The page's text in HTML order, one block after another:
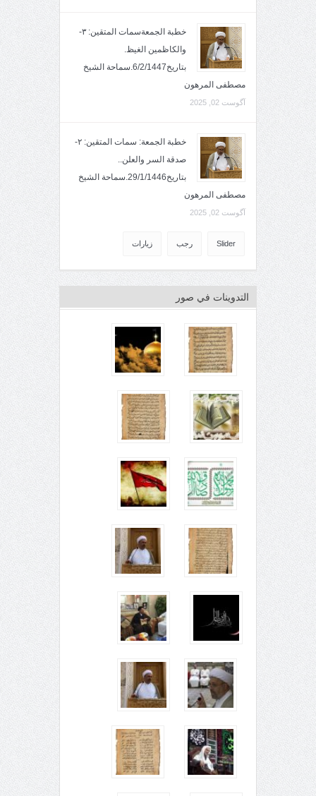
خطبة الجمعةسمات المتقين: ٣-
والكاظمين الغيظ.
بتاريخ6/2/1447.سماحة الشيخ
مصطفى المرهون
آگوست 02, 2025
خطبة الجمعة: سمات المتقين: ٢-
صدقة السر والعلن..
بتاريخ29/1/1446.سماحة الشيخ
مصطفى المرهون
آگوست 02, 2025
Slider رجب زيارات
التدوينات في صور